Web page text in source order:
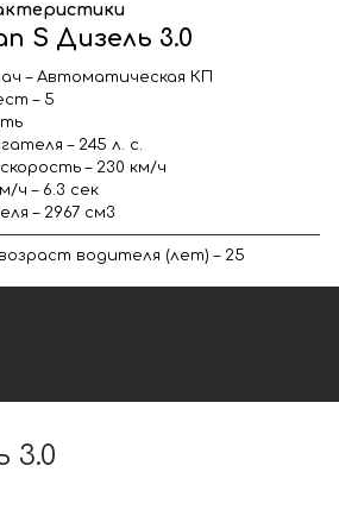
S Дизель 3.0
– Автоматическая КП
– 5
– 245 л. с.
– 230 км/ч
ч – 6.3 сек
– 2967 см3
водителя (лет) – 25
3.0